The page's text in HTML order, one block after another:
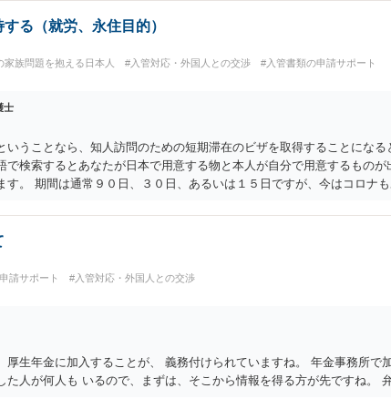
る（就労、永住目的）
家族問題を抱える日本人 #入管対応・外国人との交渉 #入管書類の申請サポート
士
いうことなら、知人訪問のための短期滞在のビザを取得することにな
索するとあなたが日本で用意する物と本人が自分で用意するものが
す。 期間は通常９０日、３０日、あるいは１５日ですが、今はコロナ
請サポート #入管対応・外国人との交渉
厚生年金に加入することが、 義務付けられていますね。 年金事務所
人が何人も いるので、まずは、そこから情報を得る方が先ですね。